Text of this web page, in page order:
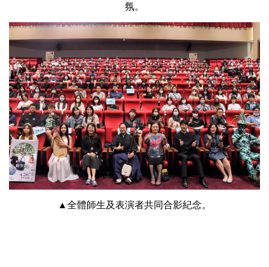
氛。
▲全體師生及表演者共同合影紀念。